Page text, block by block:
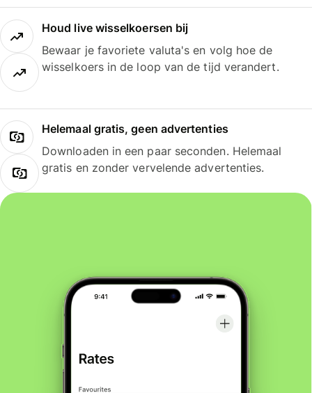
Houd live wisselkoersen bij
Bewaar je favoriete valuta's en volg hoe de
wisselkoers in de loop van de tijd verandert.
Helemaal gratis, geen advertenties
Downloaden in een paar seconden. Helemaal
gratis en zonder vervelende advertenties.